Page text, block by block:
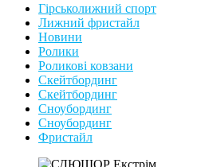
Гірськолижний спорт
Лижний фристайл
Новини
Ролики
Роликові ковзани
Скейтбординг
Скейтбординг
Сноубординг
Сноубординг
Фристайл